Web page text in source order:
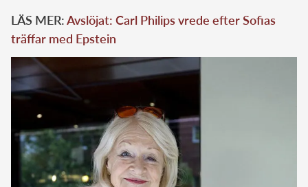
LÄS MER:Avslöjat: Carl Philips vrede efter Sofias
träffar med Epstein